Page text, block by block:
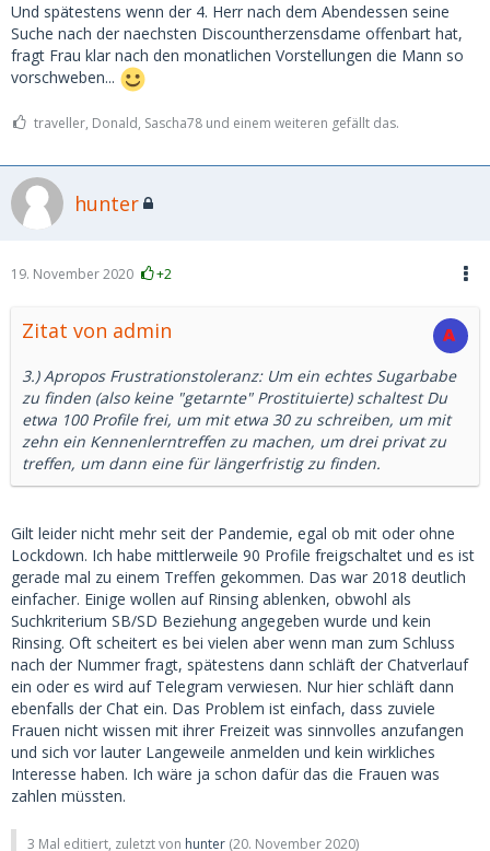
Und spätestens wenn der 4. Herr nach dem Abendessen seine
Suche nach der naechsten Discountherzensdame offenbart hat,
fragt Frau klar nach den monatlichen Vorstellungen die Mann so
vorschweben...
traveller, Donald, Sascha78 und einem weiteren gefällt das.
hunter
19. November 2020 +2
Zitat von admin
3.) Apropos Frustrationstoleranz: Um ein echtes Sugarbabe
zu finden (also keine "getarnte" Prostituierte) schaltest Du
etwa 100 Profile frei, um mit etwa 30 zu schreiben, um mit
zehn ein Kennenlerntreffen zu machen, um drei privat zu
treffen, um dann eine für längerfristig zu finden.
Gilt leider nicht mehr seit der Pandemie, egal ob mit oder ohne
Lockdown. Ich habe mittlerweile 90 Profile freigschaltet und es ist
gerade mal zu einem Treffen gekommen. Das war 2018 deutlich
einfacher. Einige wollen auf Rinsing ablenken, obwohl als
Suchkriterium SB/SD Beziehung angegeben wurde und kein
Rinsing. Oft scheitert es bei vielen aber wenn man zum Schluss
nach der Nummer fragt, spätestens dann schläft der Chatverlauf
ein oder es wird auf Telegram verwiesen. Nur hier schläft dann
ebenfalls der Chat ein. Das Problem ist einfach, dass zuviele
Frauen nicht wissen mit ihrer Freizeit was sinnvolles anzufangen
und sich vor lauter Langeweile anmelden und kein wirkliches
Interesse haben. Ich wäre ja schon dafür das die Frauen was
zahlen müssten.
3 Mal editiert, zuletzt von hunter (20. November 2020)